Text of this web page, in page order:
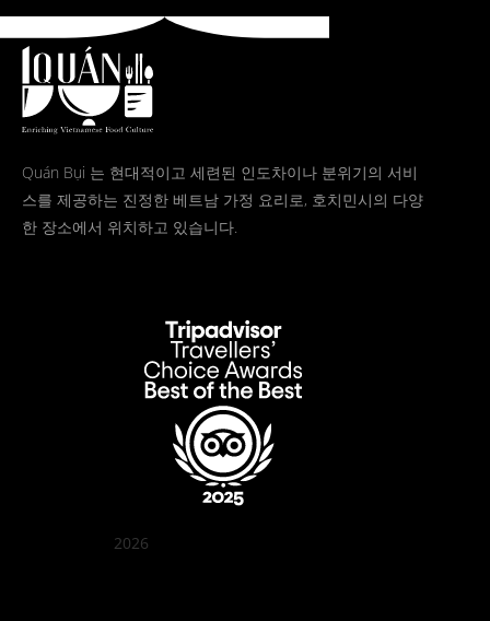
Quán Bụi 는 현대적이고 세련된 인도차이나 분위기의 서비
스를 제공하는 진정한 베트남 가정 요리로, 호치민시의 다양
한 장소에서 위치하고 있습니다.
2026